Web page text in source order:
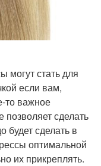
могут стать для
если вам,
то важное
сделать
будет сделать в
оптимальной
их прикреплять.